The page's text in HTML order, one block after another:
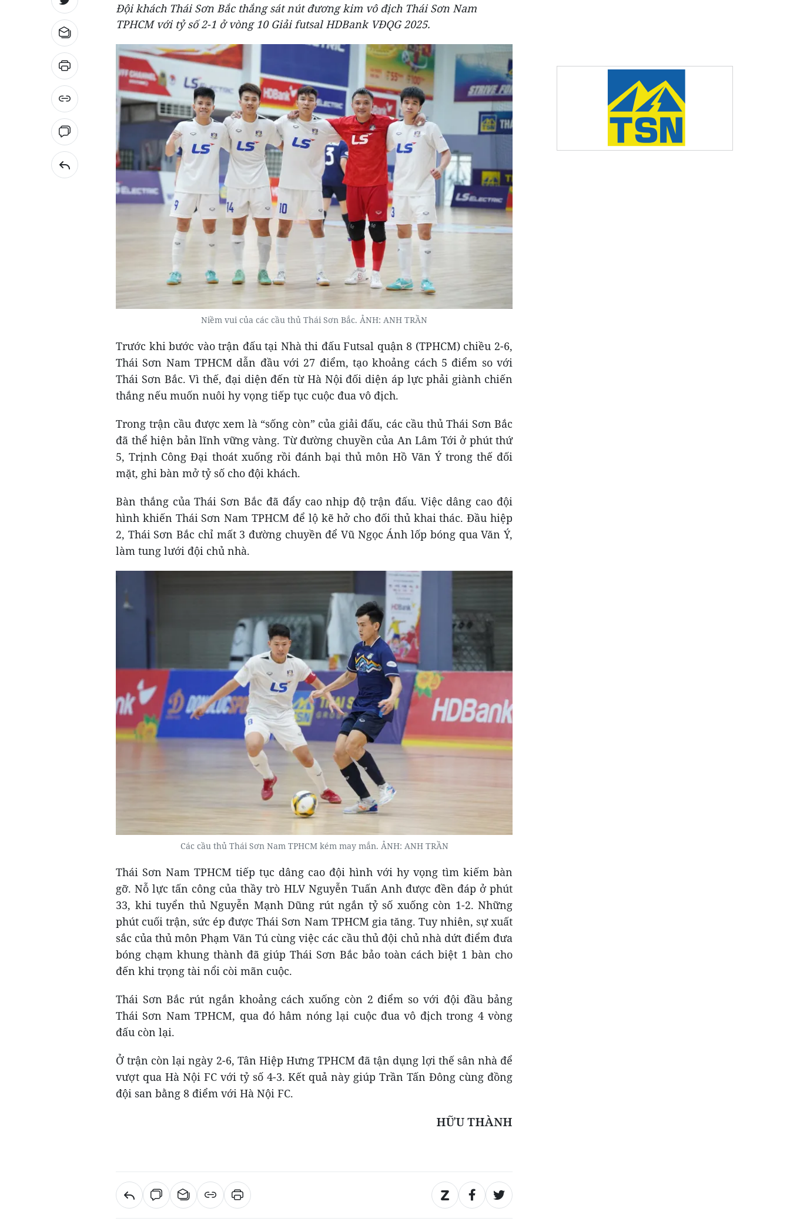
Đội khách Thái Sơn Bắc thắng sát nút đương kim vô địch Thái Sơn Nam
TPHCM với tỷ số 2-1 ở vòng 10 Giải futsal HDBank VĐQG 2025.
Niềm vui của các cầu thủ Thái Sơn Bắc. ẢNH: ANH TRẦN
Trước khi bước vào trận đấu tại Nhà thi đấu Futsal quận 8 (TPHCM) chiều 2-6,
Thái Sơn Nam TPHCM dẫn đầu với 27 điểm, tạo khoảng cách 5 điểm so với
Thái Sơn Bắc. Vì thế, đại diện đến từ Hà Nội đối diện áp lực phải giành chiến
thắng nếu muốn nuôi hy vọng tiếp tục cuộc đua vô địch.
Trong trận cầu được xem là “sống còn” của giải đấu, các cầu thủ Thái Sơn Bắc
đã thể hiện bản lĩnh vững vàng. Từ đường chuyền của An Lâm Tới ở phút thứ
5, Trịnh Công Đại thoát xuống rồi đánh bại thủ môn Hồ Văn Ý trong thế đối
mặt, ghi bàn mở tỷ số cho đội khách.
Bàn thắng của Thái Sơn Bắc đã đẩy cao nhịp độ trận đấu. Việc dâng cao đội
hình khiến Thái Sơn Nam TPHCM để lộ kẽ hở cho đối thủ khai thác. Đầu hiệp
2, Thái Sơn Bắc chỉ mất 3 đường chuyền để Vũ Ngọc Ánh lốp bóng qua Văn Ý,
làm tung lưới đội chủ nhà.
Các cầu thủ Thái Sơn Nam TPHCM kém may mắn. ẢNH: ANH TRẦN
Thái Sơn Nam TPHCM tiếp tục dâng cao đội hình với hy vọng tìm kiếm bàn
gỡ. Nỗ lực tấn công của thầy trò HLV Nguyễn Tuấn Anh được đền đáp ở phút
33, khi tuyển thủ Nguyễn Mạnh Dũng rút ngắn tỷ số xuống còn 1-2. Những
phút cuối trận, sức ép được Thái Sơn Nam TPHCM gia tăng. Tuy nhiên, sự xuất
sắc của thủ môn Phạm Văn Tú cùng việc các cầu thủ đội chủ nhà dứt điểm đưa
bóng chạm khung thành đã giúp Thái Sơn Bắc bảo toàn cách biệt 1 bàn cho
đến khi trọng tài nổi còi mãn cuộc.
Thái Sơn Bắc rút ngắn khoảng cách xuống còn 2 điểm so với đội đầu bảng
Thái Sơn Nam TPHCM, qua đó hâm nóng lại cuộc đua vô địch trong 4 vòng
đấu còn lại.
Ở trận còn lại ngày 2-6, Tân Hiệp Hưng TPHCM đã tận dụng lợi thế sân nhà để
vượt qua Hà Nội FC với tỷ số 4-3. Kết quả này giúp Trần Tấn Đông cùng đồng
đội san bằng 8 điểm với Hà Nội FC.
HỮU THÀNH